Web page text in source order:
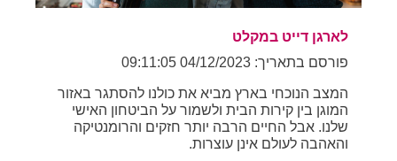
לארגן דייט במקלט
פורסם בתאריך: 04/12/2023 09:11:05
המצב הנוכחי בארץ מביא את כולנו להסתגר באזור
המוגן בין קירות הבית ולשמור על הביטחון האישי
שלנו. אבל החיים הרבה יותר חזקים והרומנטיקה
והאהבה לעולם אינן עוצרות.